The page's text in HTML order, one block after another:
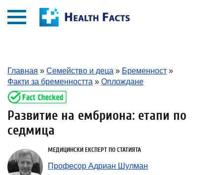
Главная » Семейство и деца » Бременност »
Факти за бременността » Оплождане
Развитие на ембриона: етапи по
седмица
МЕДИЦИНСКИ ЕКСПЕРТ ПО СТАТИЯТА
Професор Адриан Шулман